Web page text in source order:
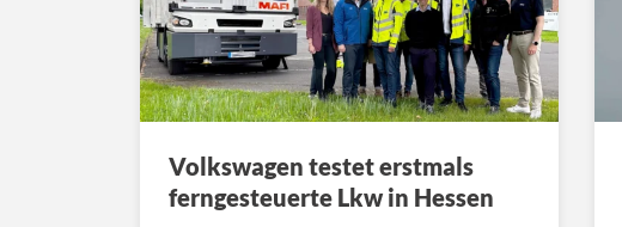
Volkswagen testet erstmals
ferngesteuerte Lkw in Hessen